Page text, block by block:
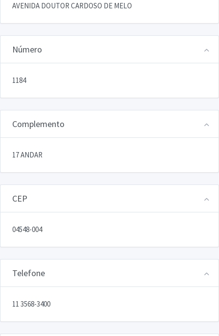
AVENIDA DOUTOR CARDOSO DE MELO
Número
1184
Complemento
17 ANDAR
CEP
04548-004
Telefone
11 3568-3400